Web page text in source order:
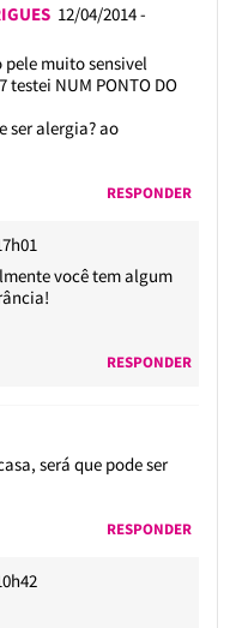
12/04/2014 -
muito sensivel
NUM PONTO DO
ser alergia? ao
RESPONDER
você tem algum
RESPONDER
será que pode ser
RESPONDER